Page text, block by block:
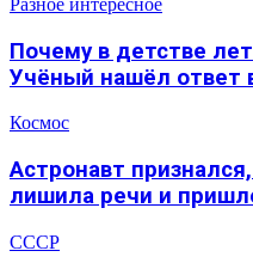
Разное интересное
Почему в детстве
Учёный нашёл ответ
Космос
Астронавт
лишила речи и
СССР